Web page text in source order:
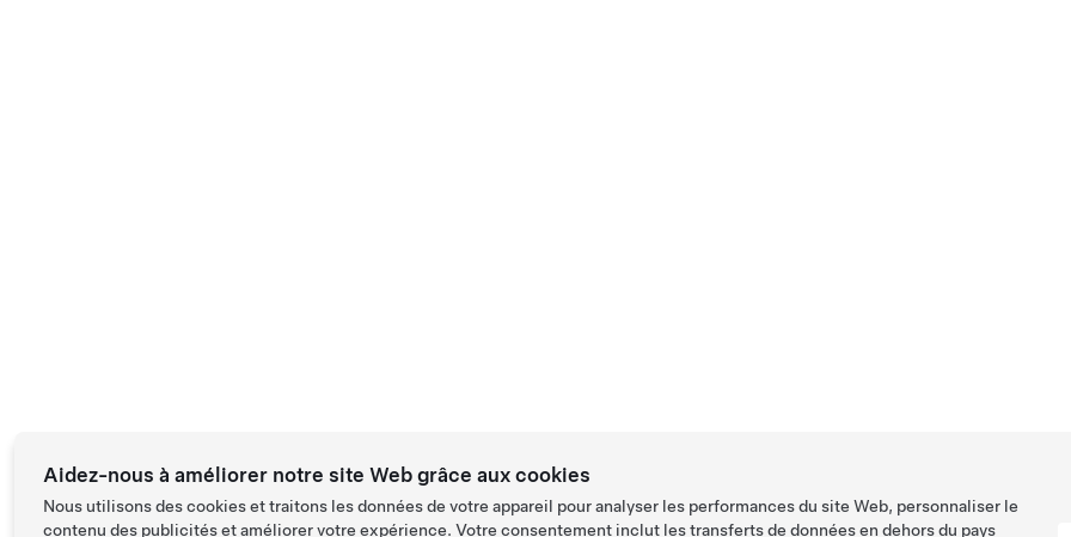
Aidez-nous à améliorer notre site Web grâce aux cookies
Nous utilisons des cookies et traitons les données de votre appareil pour analyser les performances du site Web, personnaliser le
contenu des publicités et améliorer votre expérience. Votre consentement inclut les transferts de données en dehors du pays